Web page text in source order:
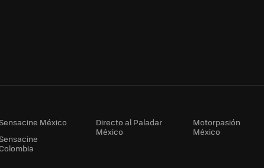
México
Directo al Paladar
México
Motorpasión
México